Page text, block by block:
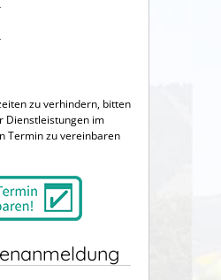
zu verhindern, bitten
Dienstleistungen im
Termin zu vereinbaren